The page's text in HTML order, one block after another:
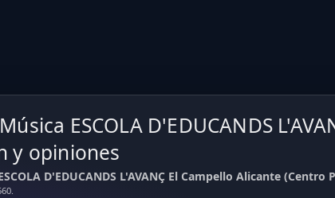
ESCOLA D'EDUCANDS
y opiniones
D'EDUCANDS L'AVANÇ El Campello Alicante (Centro